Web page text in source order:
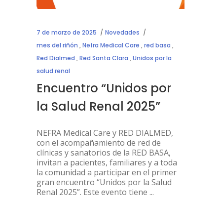
7 de marzo de 2025
Novedades
mes del riñón ,Nefra Medical Care ,red basa ,
Red Dialmed ,Red Santa Clara ,Unidos por la
salud renal
Encuentro “Unidos por
la Salud Renal 2025”
NEFRA Medical Care y RED DIALMED,
con el acompañamiento de red de
clínicas y sanatorios de la RED BASA,
invitan a pacientes, familiares y a toda
la comunidad a participar en el primer
gran encuentro “Unidos por la Salud
Renal 2025”. Este evento tiene